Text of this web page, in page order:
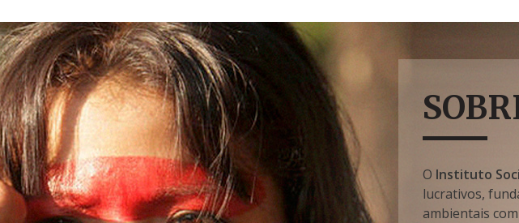
O Instituto
lucrativos,
ambientais